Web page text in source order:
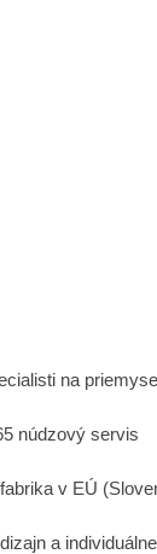
na
núdzový servis
v EÚ
a